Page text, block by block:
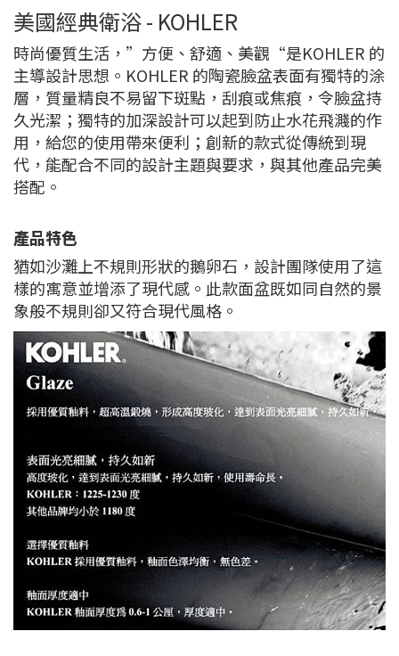
美國經典衛浴 - KOHLER
時尚優質生活，”方便、舒適、美觀“是KOHLER 的
主導設計思想。KOHLER 的陶瓷臉盆表面有獨特的涂
層，質量精良不易留下斑點，刮痕或焦痕，令臉盆持
久光潔；獨特的加深設計可以起到防止水花飛濺的作
用，給您的使用帶來便利；創新的款式從傳統到現
代，能配合不同的設計主題與要求，與其他產品完美
搭配。
產品特色
猶如沙灘上不規則形狀的鵝卵石，設計團隊使用了這
樣的寓意並增添了現代感。此款面盆既如同自然的景
象般不規則卻又符合現代風格。